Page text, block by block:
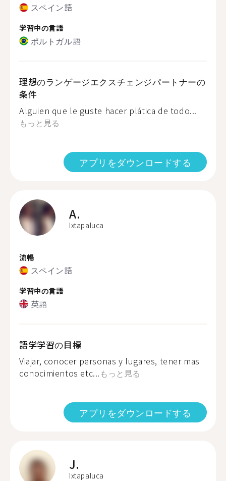
スペイン語
学習中の言語
ポルトガル語
理想のランゲージエクスチェンジパートナーの
条件
Alguien que le guste hacer plática de todo...
もっと見る
アプリをダウンロードする
A.
Ixtapaluca
流暢
スペイン語
学習中の言語
英語
語学学習の目標
Viajar, conocer personas y lugares, tener mas
conocimientos etc... もっと見る
アプリをダウンロードする
J.
Ixtapaluca